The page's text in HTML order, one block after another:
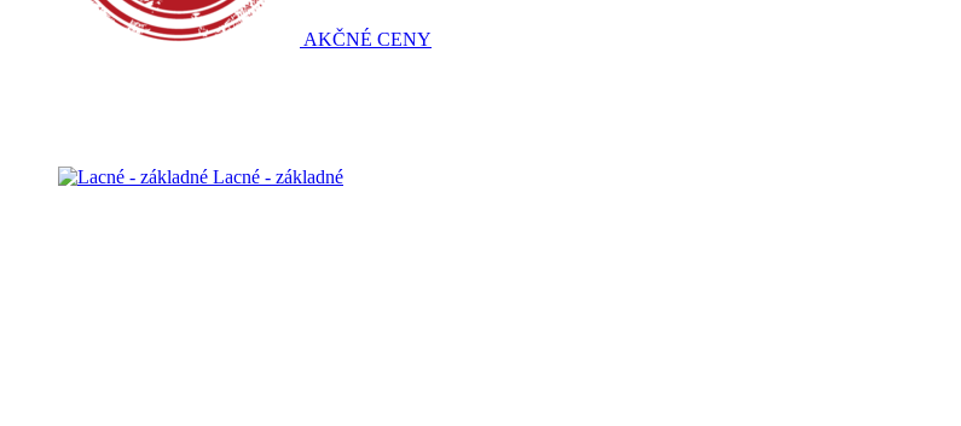
AKČNÉ CENY
Lacné - základné